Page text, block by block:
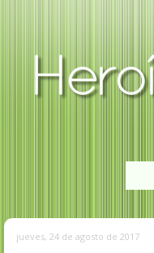
jueves, 24 de agosto de 2017